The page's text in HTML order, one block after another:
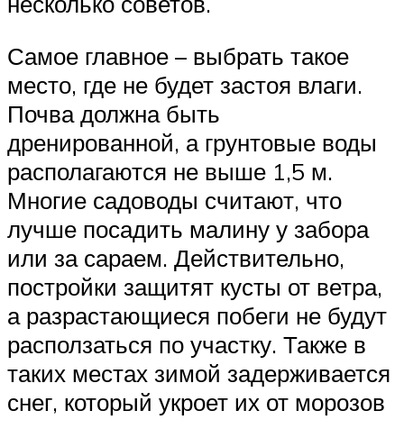
Самое главное – выбрать такое
место, где не будет застоя влаги.
Почва должна быть
дренированной, а грунтовые воды
располагаются не выше 1,5 м.
Многие садоводы считают, что
лучше посадить малину у забора
или за сараем. Действительно,
постройки защитят кусты от ветра,
а разрастающиеся побеги не будут
расползаться по участку. Также в
таких местах зимой задерживается
снег, который укроет их от морозов